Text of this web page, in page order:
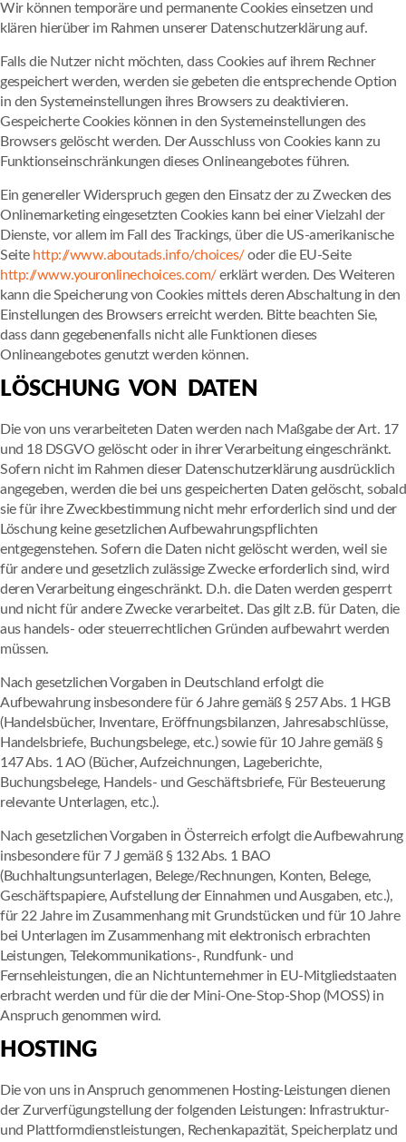
Wir können temporäre und permanente Cookies einsetzen und
klären hierüber im Rahmen unserer Datenschutzerklärung auf.
Falls die Nutzer nicht möchten, dass Cookies auf ihrem Rechner
gespeichert werden, werden sie gebeten die entsprechende Option
in den Systemeinstellungen ihres Browsers zu deaktivieren.
Gespeicherte Cookies können in den Systemeinstellungen des
Browsers gelöscht werden. Der Ausschluss von Cookies kann zu
Funktionseinschränkungen dieses Onlineangebotes führen.
Ein genereller Widerspruch gegen den Einsatz der zu Zwecken des
Onlinemarketing eingesetzten Cookies kann bei einer Vielzahl der
Dienste, vor allem im Fall des Trackings, über die US-amerikanische
Seite http://www.aboutads.info/choices/oder die EU-Seite
http://www.youronlinechoices.com/erklärt werden. Des Weiteren
kann die Speicherung von Cookies mittels deren Abschaltung in den
Einstellungen des Browsers erreicht werden. Bitte beachten Sie,
dass dann gegebenenfalls nicht alle Funktionen dieses
Onlineangebotes genutzt werden können.
LÖSCHUNG VON DATEN
Die von uns verarbeiteten Daten werden nach Maßgabe der Art. 17
und 18 DSGVO gelöscht oder in ihrer Verarbeitung eingeschränkt.
Sofern nicht im Rahmen dieser Datenschutzerklärung ausdrücklich
angegeben, werden die bei uns gespeicherten Daten gelöscht, sobald
sie für ihre Zweckbestimmung nicht mehr erforderlich sind und der
Löschung keine gesetzlichen Aufbewahrungspflichten
entgegenstehen. Sofern die Daten nicht gelöscht werden, weil sie
für andere und gesetzlich zulässige Zwecke erforderlich sind, wird
deren Verarbeitung eingeschränkt. D.h. die Daten werden gesperrt
und nicht für andere Zwecke verarbeitet. Das gilt z.B. für Daten, die
aus handels- oder steuerrechtlichen Gründen aufbewahrt werden
müssen.
Nach gesetzlichen Vorgaben in Deutschland erfolgt die
Aufbewahrung insbesondere für 6 Jahre gemäß § 257 Abs. 1 HGB
(Handelsbücher, Inventare, Eröffnungsbilanzen, Jahresabschlüsse,
Handelsbriefe, Buchungsbelege, etc.) sowie für 10 Jahre gemäß §
147 Abs. 1 AO (Bücher, Aufzeichnungen, Lageberichte,
Buchungsbelege, Handels- und Geschäftsbriefe, Für Besteuerung
relevante Unterlagen, etc.).
Nach gesetzlichen Vorgaben in Österreich erfolgt die Aufbewahrung
insbesondere für 7 J gemäß § 132 Abs. 1 BAO
(Buchhaltungsunterlagen, Belege/Rechnungen, Konten, Belege,
Geschäftspapiere, Aufstellung der Einnahmen und Ausgaben, etc.),
für 22 Jahre im Zusammenhang mit Grundstücken und für 10 Jahre
bei Unterlagen im Zusammenhang mit elektronisch erbrachten
Leistungen, Telekommunikations-, Rundfunk- und
Fernsehleistungen, die an Nichtunternehmer in EU-Mitgliedstaaten
erbracht werden und für die der Mini-One-Stop-Shop (MOSS) in
Anspruch genommen wird.
HOSTING
Die von uns in Anspruch genommenen Hosting-Leistungen dienen
der Zurverfügungstellung der folgenden Leistungen: Infrastruktur-
und Plattformdienstleistungen, Rechenkapazität, Speicherplatz und